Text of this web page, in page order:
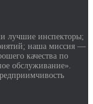
лучшие инспекторы;
наша миссия —
качества по
обслуживание».